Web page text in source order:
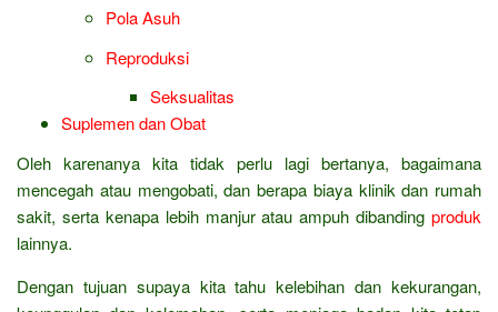
Pola Asuh
Reproduksi
Seksualitas
Suplemen dan Obat
Oleh karenanya kita tidak perlu lagi bertanya, bagaimana
mencegah atau mengobati, dan berapa biaya klinik dan rumah
sakit, serta kenapa lebih manjur atau ampuh dibanding produk
lainnya.
Dengan tujuan supaya kita tahu kelebihan dan kekurangan,